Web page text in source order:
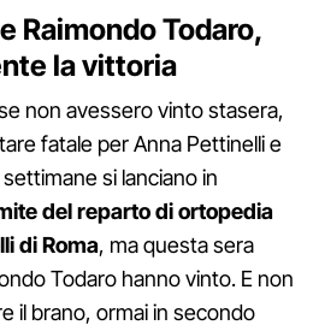
Raimondo Todaro,
la vittoria
non avessero vinto stasera,
fatale per Anna Pettinelli e
si lanciano in
del reparto di ortopedia
di Roma, ma questa sera
Todaro hanno vinto. E non
il brano, ormai in secondo